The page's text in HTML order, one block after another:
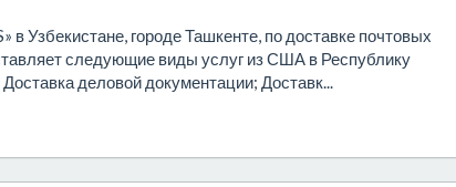
Узбекистане, городе Ташкенте, по доставке почтовых
следующие виды услуг из США в Республику
деловой документации; Доставк...